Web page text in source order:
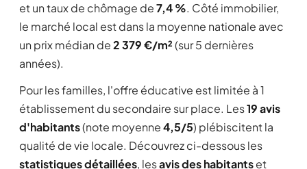
et un taux de chômage de7,4 %. Côté immobilier,
le marché local est dans la moyenne nationale avec
un prix médian de2 379 €/m²(sur 5 dernières
années).
Pour les familles, l'offre éducative est limitée à 1
établissement du secondaire sur place. Les19 avis
d'habitants(note moyenne4,5/5) plébiscitent la
qualité de vie locale. Découvrez ci-dessous les
statistiques détaillées, lesavis des habitantset